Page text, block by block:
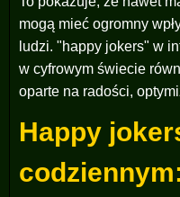
mogą mieć ogromny
ludzi. "happy jokers" w
w cyfrowym świecie
oparte na radości,
Happy